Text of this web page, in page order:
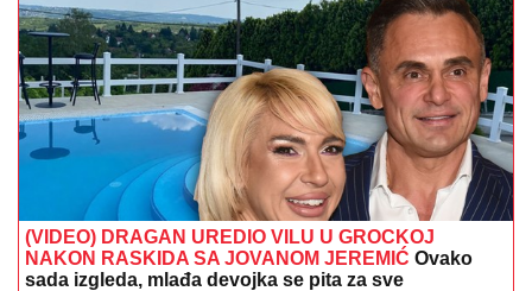
(VIDEO) DRAGAN UREDIO VILU U GROCKOJ
NAKON RASKIDA SA JOVANOM JEREMIĆ Ovako
sada izgleda, mlađa devojka se pita za sve